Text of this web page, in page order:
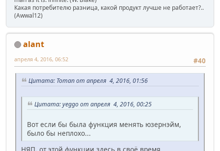
Какая потребителю разница, какой продукт лучше не работает?..
(Awwal12)
alant
#40
апреля 4, 2016, 06:52
Цитата: Toman от апреля 4, 2016, 01:56
Цитата: yeggo от апреля 4, 2016, 00:25
Вот если бы была функция менять юзернэйм,
было бы неплохо...
НЯП, от этой функции здесь в своё время